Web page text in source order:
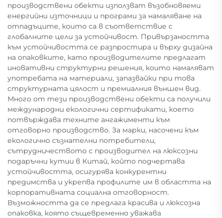
производствени обекти използват възобновяеми
енергийни източници и програми за намаляване на
отпадъците, които са в съответствие с
глобалните цели за устойчивост. Привързаността
към устойчивостта се разпростира и върху дизайна
на опаковките, като производителите предлагат
иновативни структурни решения, които намаляват
употребата на материали, запазвайки при това
структурната цялост и премиалния външен вид.
Много от тези производствени обекти са получили
международни екологични сертификати, което
потвърждава техните ангажименти към
отговорно производство. За марки, насочени към
екологично съзнателни потребители,
сътрудничеството с производител на люксозни
подаръчни кутии в Китай, който подчертава
устойчивостта, осигурява конкурентни
предимства и укрепва профилите им в областта на
корпоративната социална отговорност.
Възможността да се предлага красива и люксозна
опаковка, която същевременно уважава